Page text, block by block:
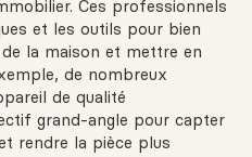
Ces professionnels
et les outils pour bien
la maison et mettre en
de nombreux
de qualité
grand-angle pour capter
rendre la pièce plus